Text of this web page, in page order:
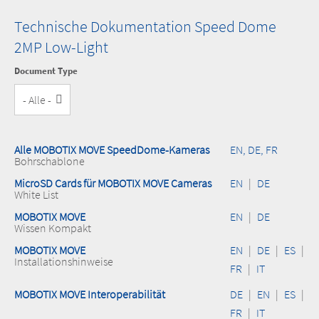
Technische Dokumentation Speed Dome
2MP Low-Light
Document Type
Alle MOBOTIX MOVE SpeedDome-Kameras
Bohrschablone
EN, DE, FR
MicroSD Cards für MOBOTIX MOVE Cameras
White List
EN | DE
MOBOTIX MOVE
Wissen Kompakt
EN | DE
MOBOTIX MOVE
Installationshinweise
EN | DE | ES |
FR | IT
MOBOTIX MOVE Interoperabilität
DE | EN | ES |
FR | IT